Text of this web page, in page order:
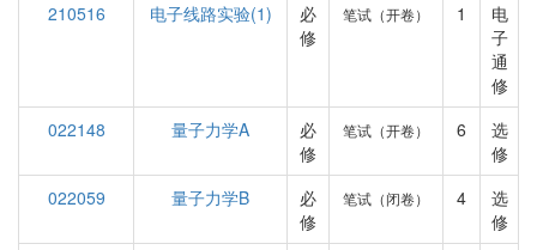
210516
电子线路实验(1)
必
修
笔试（开卷） 1
电
子
通
修
022148
量子力学A
必
修
笔试（开卷） 6
选
修
022059
量子力学B
必
修
笔试（闭卷） 4
选
修